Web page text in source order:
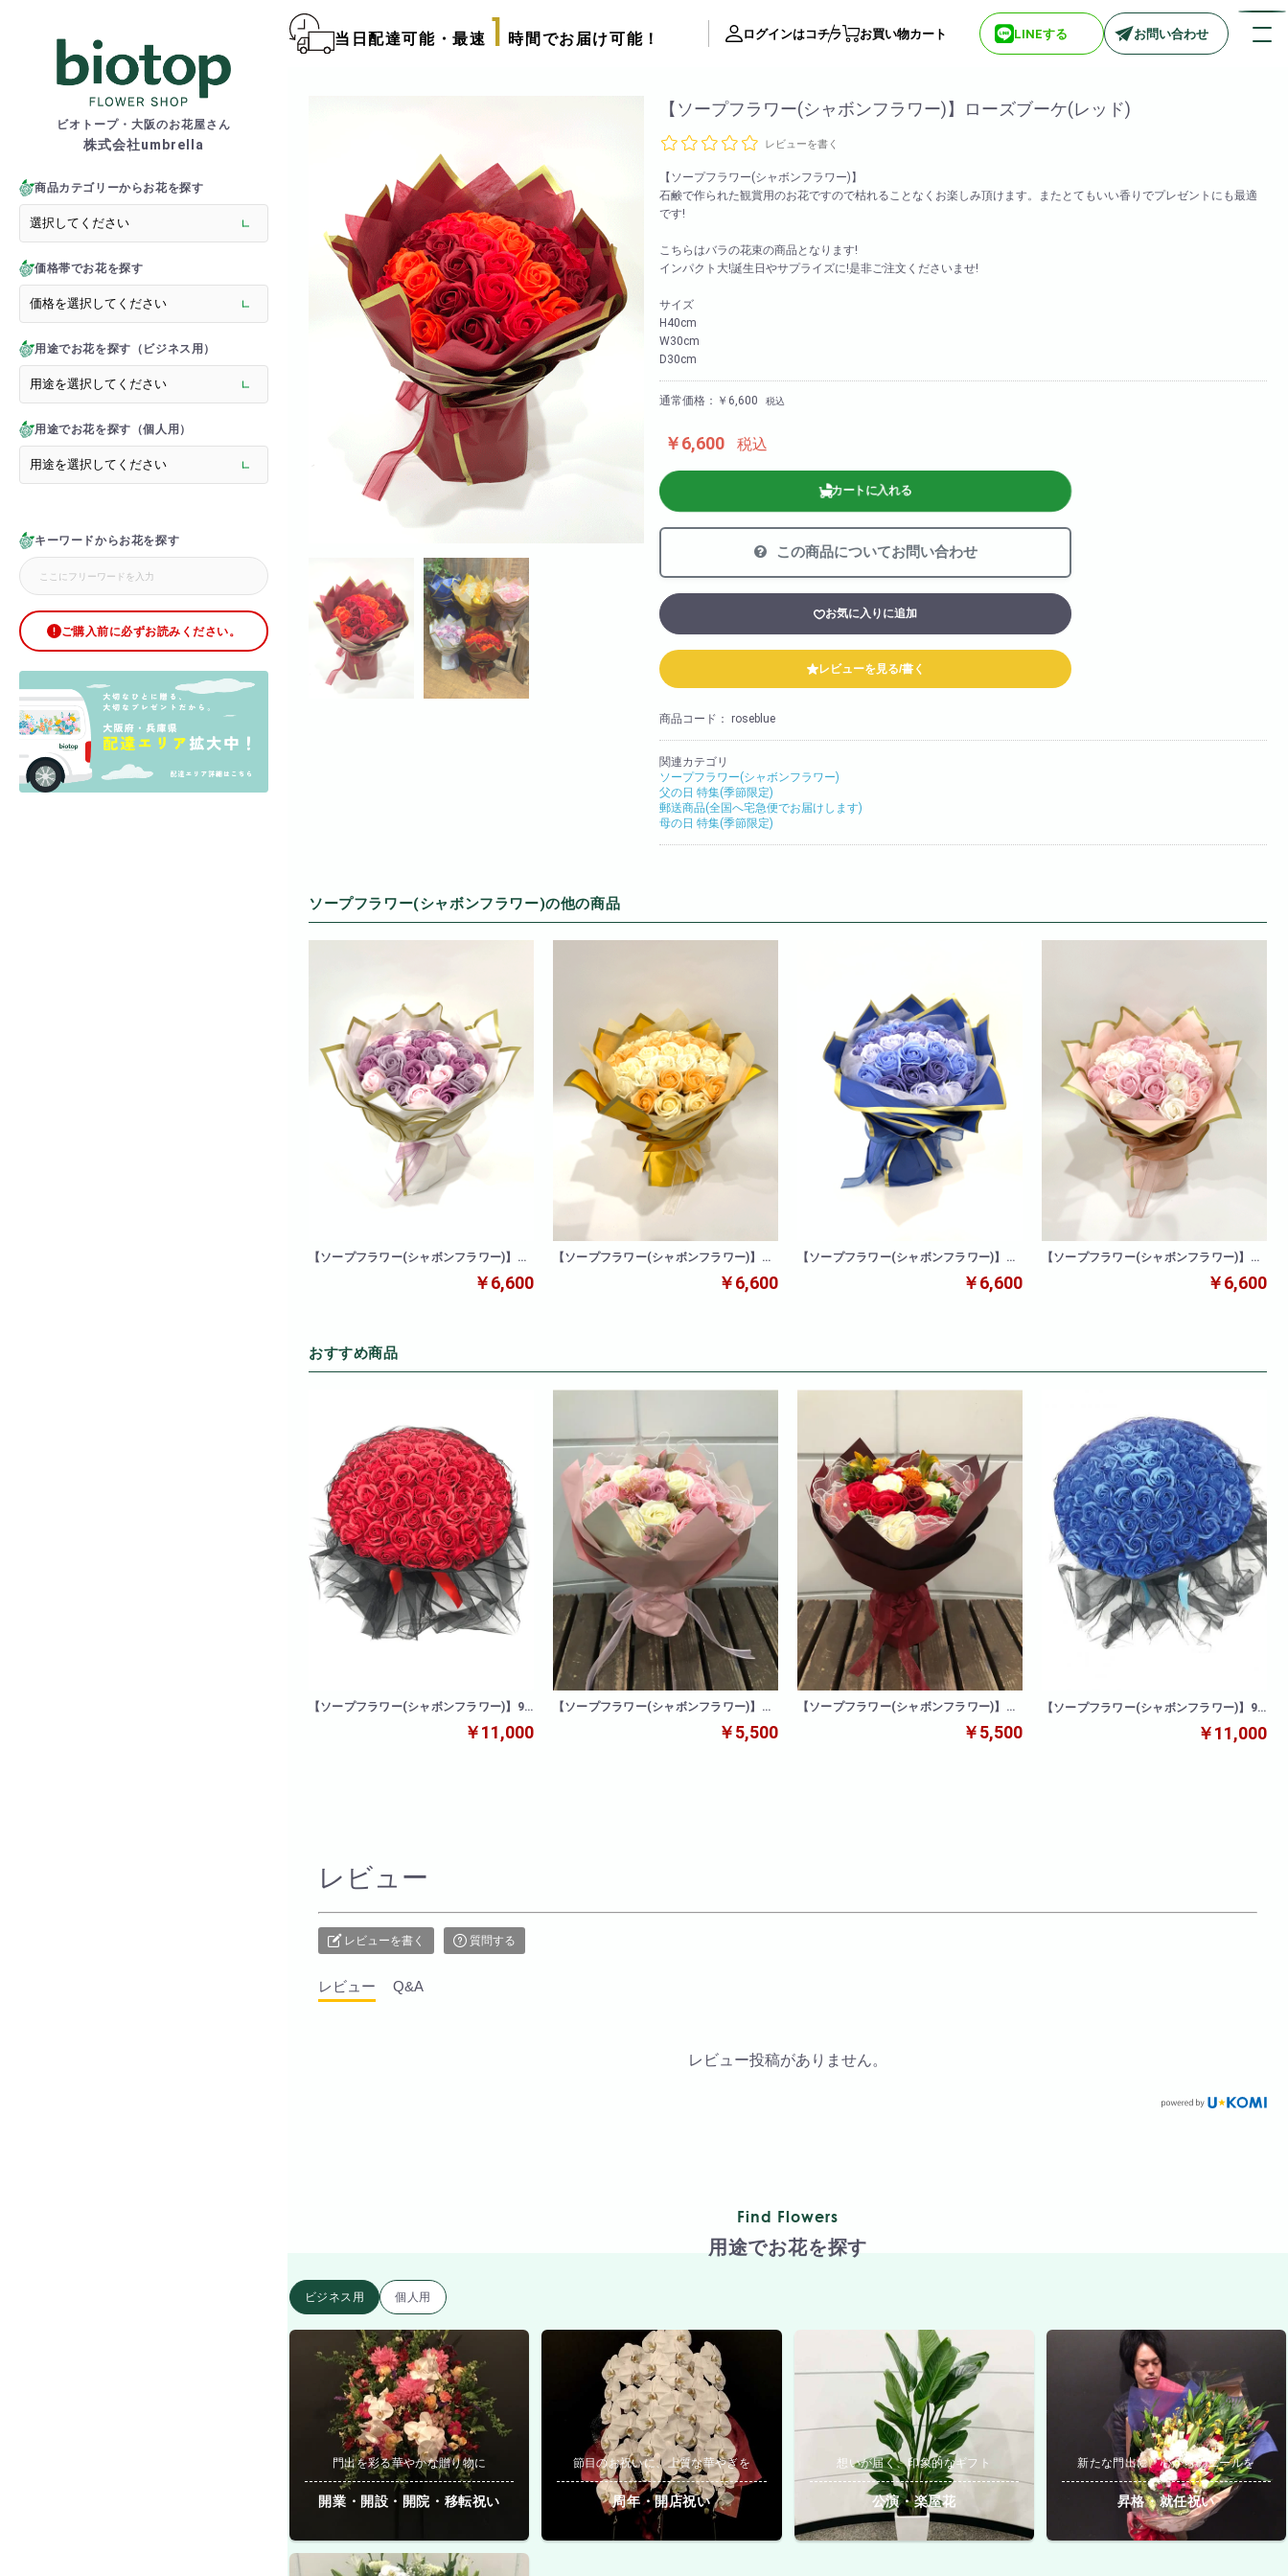
ビオトープ・大阪のお花屋さん
株式会社umbrella
商品カテゴリーからお花を探す
価格帯でお花を探す
用途でお花を探す（ビジネス用）
用途でお花を探す（個人用）
キーワードからお花を探す
ご購入前に必ずお読みください。
当日配達可能・最速 1 時間でお届け可能！ ログインはコチラ お買い物カート LINEする お問い合わせ
> フラワースタンド
> バルーンスタンド
> 胡蝶蘭
> オーダーメイド
> フラワーアレンジメント
> バルーン＆ぬいぐるみアレンジメント
> 花束(フラワーブーケ)
> バルーン＆ぬいぐるみ花束
> アーティフィシャルグリッターローズ
> 推し活フラワーバルーン
> ラグジュアリーフラワー
> オフィスグリーン特集
> サプライズ装飾・ホテル装飾
> アーチ
> シャボンフラワー
> ブリザードフラワー
> ボックスフラワー
> ローズベア
> 金額調整オプション
サプライズ装飾ギャラリー
推し活用推し花・フラスタ
口コミ・評判
FAX注文用紙
後払い決済申請用紙
カタログ請求
配達可能エリア
スタッフブログ
胡蝶蘭の値段や相場
> biotop 心斎橋店
> biotop 堺東店
Tel:06-6313-8787
Fax:06-6313-9393
【ソープフラワー(シャボンフラワー)】ローズブーケ(レッド)
レビューを書く
【ソープフラワー(シャボンフラワー)】
石鹸で作られた観賞用のお花ですので枯れることなくお楽しみ頂けます。またとてもいい香りでプレゼントにも最適
です!
こちらはバラの花束の商品となります!
インパクト大!誕生日やサプライズに!是非ご注文くださいませ!
サイズ
H40cm
W30cm
D30cm
通常価格：￥6,600 税込
￥6,600 税込
カートに入れる
この商品についてお問い合わせ
お気に入りに追加
レビューを見る/書く
商品コード： roseblue
関連カテゴリ
ソープフラワー(シャボンフラワー)
父の日 特集(季節限定)
郵送商品(全国へ宅急便でお届けします)
母の日 特集(季節限定)
ソープフラワー(シャボンフラワー)の他の商品
【ソープフラワー(シャボンフラワー)】ロ
￥6,600
【ソープフラワー(シャボンフラワー)】ロ
￥6,600
【ソープフラワー(シャボンフラワー)】ロ
￥6,600
【ソープフラワー(シャボンフラワー)】ロ
￥6,600
おすすめ商品
【ソープフラワー(シャボンフラワー)】99
￥11,000
【ソープフラワー(シャボンフラワー)】キ
￥5,500
【ソープフラワー(シャボンフラワー)】ビ
￥5,500
【ソープフラワー(シャボンフラワー)】99
￥11,000
レビュー
レビューを書く 質問する
レビュー Q&A
レビュー投稿がありません。
Find Flowers
用途でお花を探す
ビジネス用 個人用
門出を彩る華やかな贈り物に
開業・開設・開院・移転祝い
節目のお祝いに、上質な華やぎを
周年・開店祝い
想いが届く、印象的なギフト
公演・楽屋花
新たな門出に、心からのエールを
昇格・就任祝い